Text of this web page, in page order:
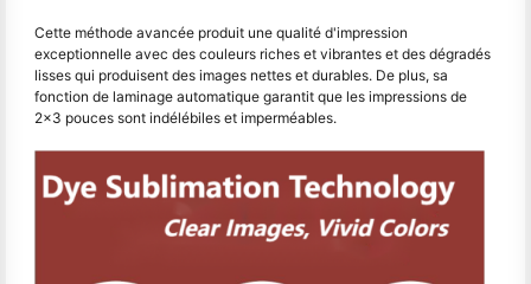
Cette méthode avancée produit une qualité d'impression
exceptionnelle avec des couleurs riches et vibrantes et des dégradés
lisses qui produisent des images nettes et durables. De plus, sa
fonction de laminage automatique garantit que les impressions de
2x3 pouces sont indélébiles et imperméables.